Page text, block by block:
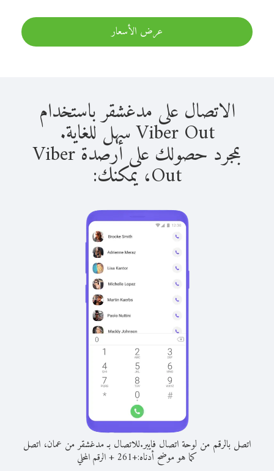
عرض الأسعار
الاتصال على مدغشقر باستخدام
Viber Out سهل للغاية.
بمجرد حصولك على أرصدة Viber
Out، يمكنك:
اتصل بالرقم من لوحة اتصال فايبر.للاتصال بـ مدغشقر من عمان، اتصل
كما هو موضح أدناه:+
261
+الرقم المحلي